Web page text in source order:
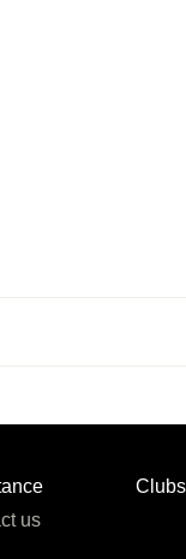
us
Clubs